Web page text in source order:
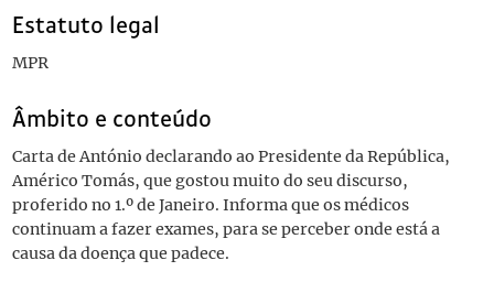
Estatuto legal
MPR
Âmbito e conteúdo
Carta de António declarando ao Presidente da República,
Américo Tomás, que gostou muito do seu discurso,
proferido no 1.º de Janeiro. Informa que os médicos
continuam a fazer exames, para se perceber onde está a
causa da doença que padece.